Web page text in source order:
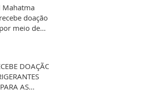
Mahatma
doação
meio de
DOAÇÃO
AS